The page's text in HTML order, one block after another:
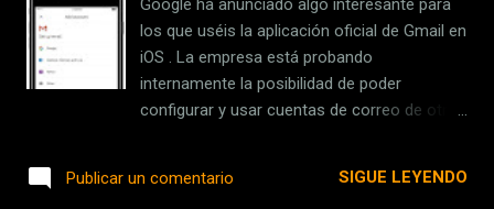
añadido un modo repetición por si nos
apetece volver a ver en cualquier momento
alguno de los últimos combates que
hayamos librado, de modo que el juego no
actualización vigente, lo que supone que
los que uséis la aplicación oficial de Gmail en
iOS . La empresa está probando
internamente la posibilidad de poder
configurar y usar cuentas de correo de otros
competencia para Mail. Técnicamente esto
Publicar un comentario SIGUE LEYENDO